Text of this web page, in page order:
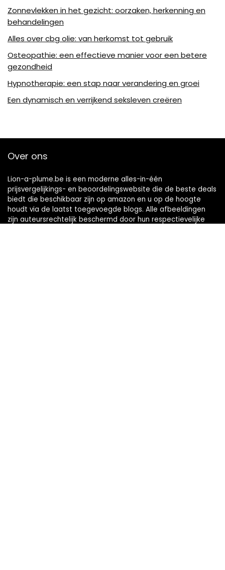
Zonnevlekken in het gezicht: oorzaken, herkenning en
behandelingen
Alles over cbg olie: van herkomst tot gebruik
Osteopathie: een effectieve manier voor een betere
gezondheid
Hypnotherapie: een stap naar verandering en groei
Een dynamisch en verrijkend seksleven creëren
Over ons
Lion-a-plume.be is een moderne alles-in-één
prijsvergelijkings- en beoordelingswebsite die de beste deals
biedt die beschikbaar zijn op amazon en u op de hoogte
houdt via de laatst toegevoegde blogs. Alle afbeeldingen
zijn auteursrechtelijk beschermd door hun respectievelijke